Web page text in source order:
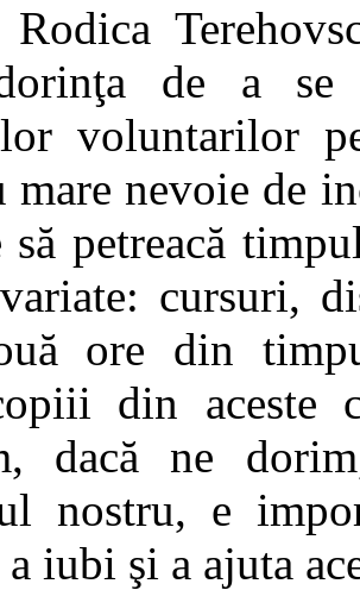
Rodica
de a se
voluntarilor
mare nevoie de
să petreacă
cursuri,
ore din
din aceste
dacă ne
nostru, e
iubi şi a ajuta